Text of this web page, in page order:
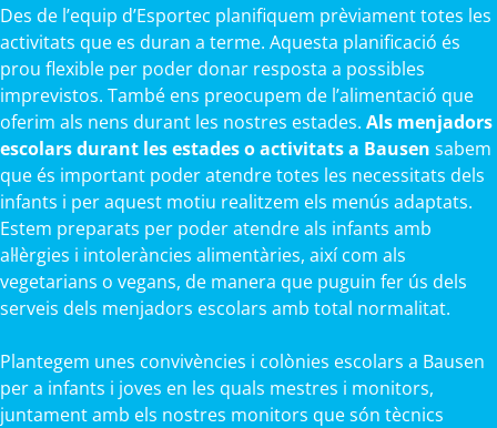
Des de l’equip d’Esportec planifiquem prèviament totes les
activitats que es duran a terme. Aquesta planificació és
prou flexible per poder donar resposta a possibles
imprevistos. També ens preocupem de l’alimentació que
oferim als nens durant les nostres estades. Als menjadors
escolars durant les estades o activitats a Bausen sabem
que és important poder atendre totes les necessitats dels
infants i per aquest motiu realitzem els menús adaptats.
Estem preparats per poder atendre als infants amb
al·lèrgies i intoleràncies alimentàries, així com als
vegetarians o vegans, de manera que puguin fer ús dels
serveis dels menjadors escolars amb total normalitat.
Plantegem unes convivències i colònies escolars a Bausen
per a infants i joves en les quals mestres i monitors,
juntament amb els nostres monitors que són tècnics